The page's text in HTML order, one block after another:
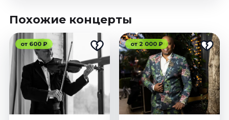
Похожие концерты
от 600 ₽ от 2 000 ₽